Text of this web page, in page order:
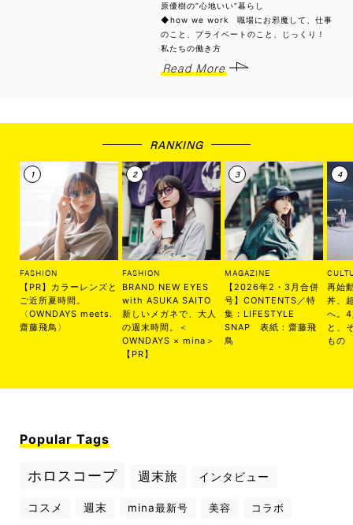
原優樹の“心地いい”暮らし
◆how we work 職場にお邪魔して、仕事
のこと、プライベートのこと、じっくり！
私たちの働き方
Read More
RANKING
FASHION
【PR】カラーレンズと
ご近所夏時間。
〈OWNDAYS meets.
齋藤飛鳥〉
FASHION
BRAND NEW EYES
with ASUKA SAITO
新しいメガネで、大人
の週末時間。＜
OWNDAYS × mina＞
【PR】
MAGAZINE
【2026年2・3月合併
号】CONTENTS／特
集：LIFESTYLE
SNAP 表紙：齋藤飛
鳥
再始
丼、
へ。
と、
もの
Popular Tags
ホロスコープ 週末旅 インタビュー
コスメ 週末 mina最新号 美容 コラボ